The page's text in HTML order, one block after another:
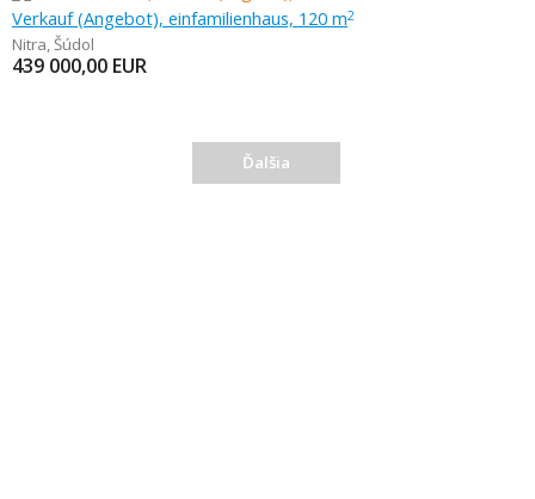
Verkauf (Angebot), einfamilienhaus, 120 m2
Nitra,Šúdol
439 000,00 EUR
Ďalšia